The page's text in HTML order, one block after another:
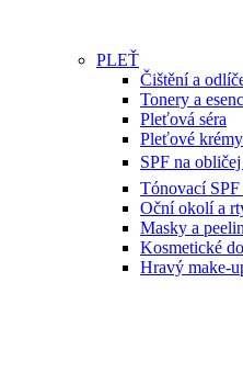
PLEŤ
Čištění a
Tonery a
Pleťová séra
Pleťové
SPF na
Tónovací
Oční okolí a
Masky a
Kosmetické
Hravý make-